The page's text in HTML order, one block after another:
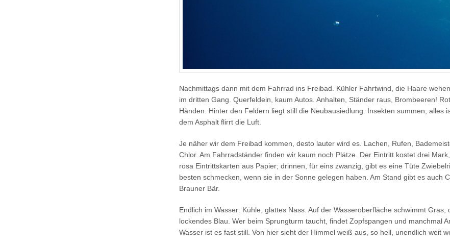
Nachmittags dann mit dem Fahrrad ins Freibad. Kühler Fahrtwind, die Haare
im dritten Gang. Querfeldein, kaum Autos. Anhalten, Ständer raus, Brombeeren!
Händen. Hinter den Feldern liegt still die Neubausiedlung. Insekten summen, alles
dem Asphalt flirrt die Luft.
Je näher wir dem Freibad kommen, desto lauter wird es. Lachen, Rufen,
Chlor. Am Fahrradständer finden wir kaum noch Plätze. Der Eintritt kostet drei
rosa Eintrittskarten aus Papier; drinnen, für eins zwanzig, gibt es eine Tüte
besten schmecken, wenn sie in der Sonne gelegen haben. Am Stand gibt es auch
Brauner Bär.
Endlich im Wasser: Kühle, glattes Nass. Auf der Wasseroberfläche schwimmt Gras,
lockendes Blau. Wer beim Sprungturm taucht, findet Zopfspangen und manchmal
Wasser ist es fast still. Von hier sieht der Himmel weiß aus, so hell, unendlich weit